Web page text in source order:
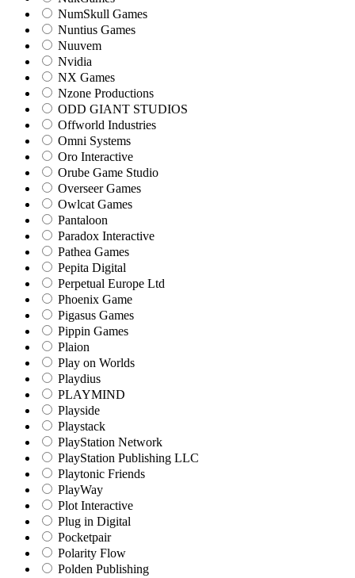
NumSkull Games
Nuntius Games
Nuuvem
Nvidia
NX Games
Nzone Productions
ODD GIANT STUDIOS
Offworld Industries
Omni Systems
Oro Interactive
Orube Game Studio
Overseer Games
Owlcat Games
Pantaloon
Paradox Interactive
Pathea Games
Pepita Digital
Perpetual Europe Ltd
Phoenix Game
Pigasus Games
Pippin Games
Plaion
Play on Worlds
Playdius
PLAYMIND
Playside
Playstack
PlayStation Network
PlayStation Publishing LLC
Playtonic Friends
PlayWay
Plot Interactive
Plug in Digital
Pocketpair
Polarity Flow
Polden Publishing